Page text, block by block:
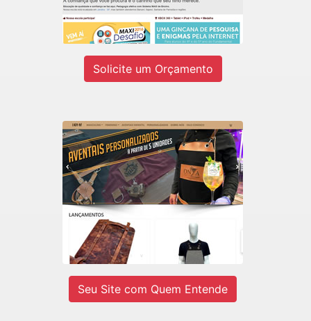
Ver site
Solicite um Orçamento
LADY-IV
E-commerce de Aventais Profissionais
Ver site
Seu Site com Quem Entende